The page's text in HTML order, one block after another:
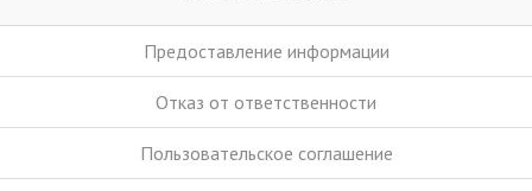
Предоставление информации
Отказ от ответственности
Пользовательское соглашение